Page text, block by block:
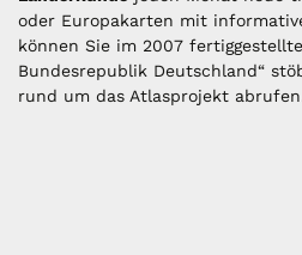
oder Europakarten mit
können Sie im 2007
Bundesrepublik Deutschland“
rund um das Atlasprojekt